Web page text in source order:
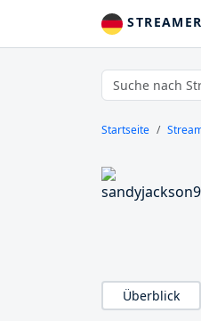
Startseite
Überblick